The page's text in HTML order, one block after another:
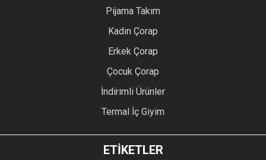
Pijama Takım
Kadın Çorap
Erkek Çorap
Çocuk Çorap
İndirimli Ürünler
Termal İç Giyim
ETİKETLER